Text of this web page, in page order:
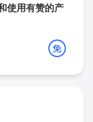
使用有赞的产